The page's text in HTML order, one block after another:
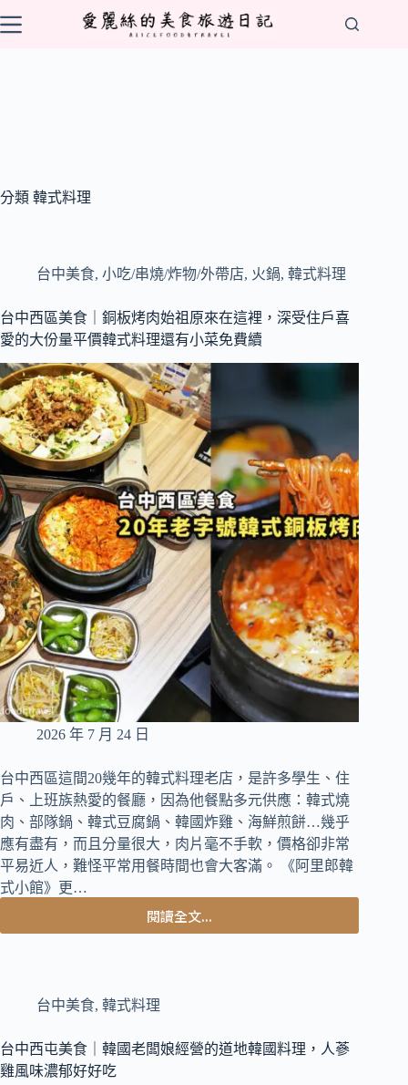
至
分類 韓式料理
台中美食, 小吃/串燒/炸物/外帶店, 火鍋, 韓式料理
台中西區美食｜銅板烤肉始祖原來在這裡，深受住戶喜
愛的大份量平價韓式料理還有小菜免費續
2026 年 7 月 24 日
台中西區這間20幾年的韓式料理老店，是許多學生、住
戶、上班族熱愛的餐廳，因為他餐點多元供應：韓式燒
肉、部隊鍋、韓式豆腐鍋、韓國炸雞、海鮮煎餅…幾乎
應有盡有，而且分量很大，肉片毫不手軟，價格卻非常
平易近人，難怪平常用餐時間也會大客滿。 《阿里郎韓
式小館》更…
閱讀全文...
台
｜
銅
台中美食, 韓式料理
台中西屯美食｜韓國老闆娘經營的道地韓國料理，人蔘
雞風味濃郁好好吃